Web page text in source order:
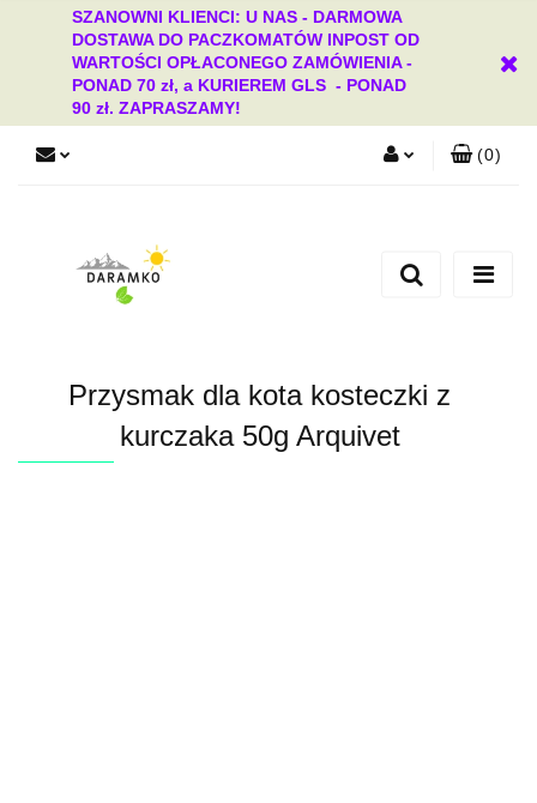
SZANOWNI KLIENCI: U NAS - DARMOWA
DOSTAWA DO PACZKOMATÓW INPOST OD
WARTOŚCI OPŁACONEGO ZAMÓWIENIA -
PONAD 70 zł, a KURIEREM GLS - PONAD
90 zł. ZAPRASZAMY!
Dodaj zgłoszenie
(0)
Przysmak dla kota kosteczki z
kurczaka 50g Arquivet